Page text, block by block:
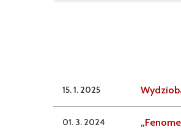
15. 1. 2025
01. 3. 2024